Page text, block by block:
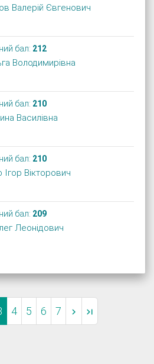
Валерій Євгенович
бал: 212
Володимирівна
бал: 210
Василівна
бал: 210
Вікторович
бал: 209
Леонідович
4 5 6 7  